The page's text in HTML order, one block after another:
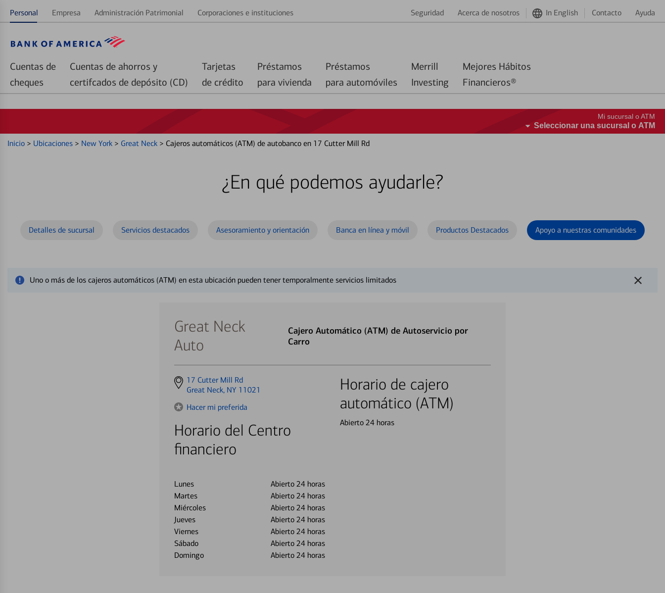
Personal Empresa Administración Patrimonial Corporaciones e instituciones Seguridad Acerca de nosotros In English Contacto Ayuda
Cuentas de
cheques
Cuentas de ahorros y
certifcados de depósito (CD)
Tarjetas
de crédito
Préstamos
para vivienda
Préstamos
para automóviles
Merrill
Investing
Mejores Hábitos
Financieros®
Mi sucursal o ATM
Seleccionar una sucursal o ATM
Inicio > Ubicaciones > New York > Great Neck > Cajeros automáticos (ATM) de autobanco en 17 Cutter Mill Rd
¿En qué podemos ayudarle?
Detalles de sucursal Servicios destacados Asesoramiento y orientación Banca en línea y móvil Productos Destacados Apoyo a nuestras comunidades
Uno o más de los cajeros automáticos (ATM) en esta ubicación pueden tener temporalmente servicios limitados
Great Neck
Auto
Cajero Automático (ATM) de Autoservicio por
Carro
Get
directions
17 Cutter Mill Rd
Great Neck, NY 11021
Hacer mi preferida
Horario del Centro
financiero
Lunes
Abierto 24 horas
Martes
Abierto 24 horas
Miércoles
Abierto 24 horas
Jueves
Abierto 24 horas
Viernes
Abierto 24 horas
Sábado
Abierto 24 horas
Domingo
Abierto 24 horas
Horario de cajero
automático (ATM)
Abierto 24 horas